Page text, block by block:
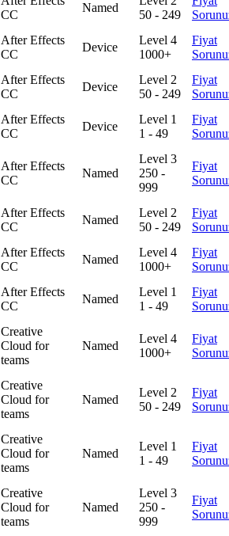
CC
Named
50 - 249
After Effects
CC
Device
Level 4
1000+
Fiyat
After Effects
CC
Device
Level 2
50 - 249
Fiyat
After Effects
CC
Device
Level 1
1 - 49
Fiyat
After Effects
CC
Named
Level 3
250 -
999
Fiyat
After Effects
CC
Named
Level 2
50 - 249
Fiyat
After Effects
CC
Named
Level 4
1000+
Fiyat
After Effects
CC
Named
Level 1
1 - 49
Fiyat
Creative
Cloud for
teams
Named
Level 4
1000+
Fiyat
Creative
Cloud for
teams
Named
Level 2
50 - 249
Fiyat
Creative
Cloud for
teams
Named
Level 1
1 - 49
Fiyat
Creative
Cloud for
teams
Named
Level 3
250 -
999
Fiyat